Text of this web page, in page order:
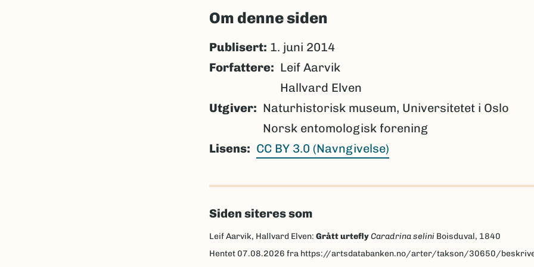
Om denne siden
Publisert: 1. juni 2014
Forfattere
Leif Aarvik
Hallvard Elven
Utgiver
Naturhistorisk museum, Universitetet i Oslo
Norsk entomologisk forening
Lisens
CC BY 3.0 (Navngivelse)
Siden siteres som
Leif Aarvik, Hallvard Elven: Grått urteflyCaradrina seliniBoisduval, 1840
Hentet 07.08.2026 fra https://artsdatabanken.no/arter/takson/30650/